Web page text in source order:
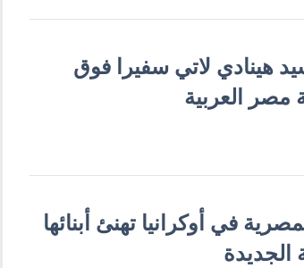
هينادي لاتي سفيرا فوق
مصر العربية
في أوكرانيا تهنئ أبنائها
الجديدة